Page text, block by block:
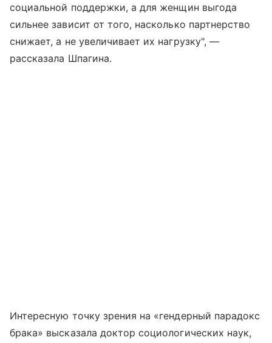
социальной поддержки, а для женщин выгода
сильнее зависит от того, насколько партнерство
снижает, а не увеличивает их нагрузку", —
рассказала Шпагина.
Интересную точку зрения на «гендерный парадокс
брака» высказала доктор социологических наук,